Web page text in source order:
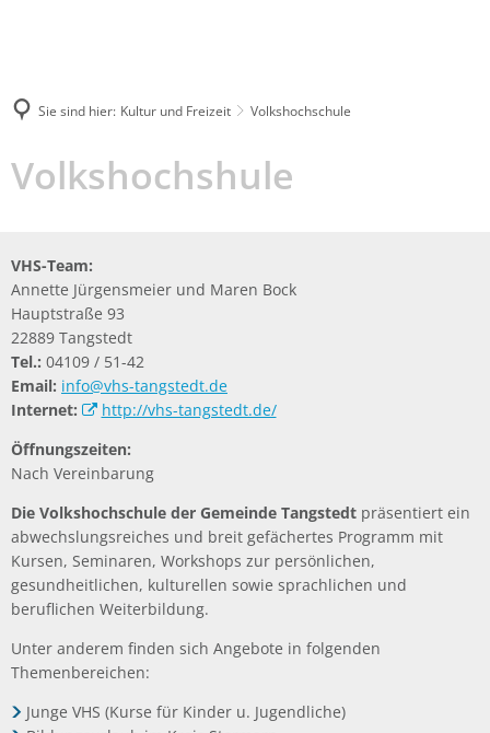
Sie sind hier: Kultur und Freizeit Volkshochschule
Volkshochschule
Volkshochshule
VHS-Team:
Annette Jürgensmeier und Maren Bock
Hauptstraße 93
22889 Tangstedt
Tel.: 04109 / 51-42
Email: info@vhs-tangstedt.de
Internet:
http://vhs-tangstedt.de/
Öffnungszeiten:
Nach Vereinbarung
Die Volkshochschule der Gemeinde Tangstedt präsentiert ein
abwechslungsreiches und breit gefächertes Programm mit
Kursen, Seminaren, Workshops zur persönlichen,
gesundheitlichen, kulturellen sowie sprachlichen und
beruflichen Weiterbildung.
Unter anderem finden sich Angebote in folgenden
Themenbereichen:
Junge VHS (Kurse für Kinder u. Jugendliche)